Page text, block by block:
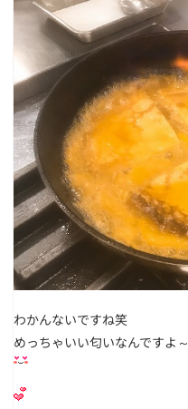
わかんないですね笑
めっちゃいい匂いなんですよ～